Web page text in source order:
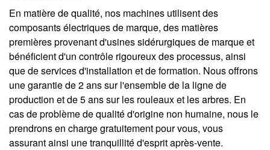
En matière de qualité, nos machines utilisent des
composants électriques de marque, des matières
premières provenant d'usines sidérurgiques de marque et
bénéficient d'un contrôle rigoureux des processus, ainsi
que de services d'installation et de formation. Nous offrons
une garantie de 2 ans sur l'ensemble de la ligne de
production et de 5 ans sur les rouleaux et les arbres. En
cas de problème de qualité d'origine non humaine, nous le
prendrons en charge gratuitement pour vous, vous
assurant ainsi une tranquillité d'esprit après-vente.